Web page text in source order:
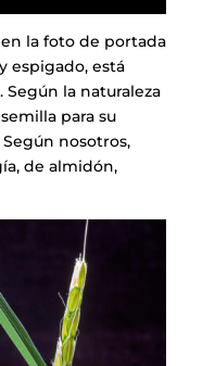
la foto de portada
espigado, está
la naturaleza
para su
nosotros,
de almidón,